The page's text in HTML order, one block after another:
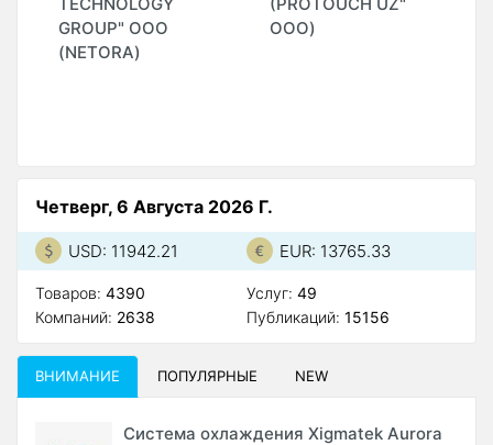
GROUP" ООО
(NETORA)
ООО)
Четверг, 6 Августа 2026 Г.
USD: 11942.21 EUR: 13765.33
Товаров: 4390
Компаний: 2638
Услуг: 49
Публикаций: 15156
ВНИМАНИЕ ПОПУЛЯРНЫЕ NEW
Система охлаждения Xigmatek Aurora